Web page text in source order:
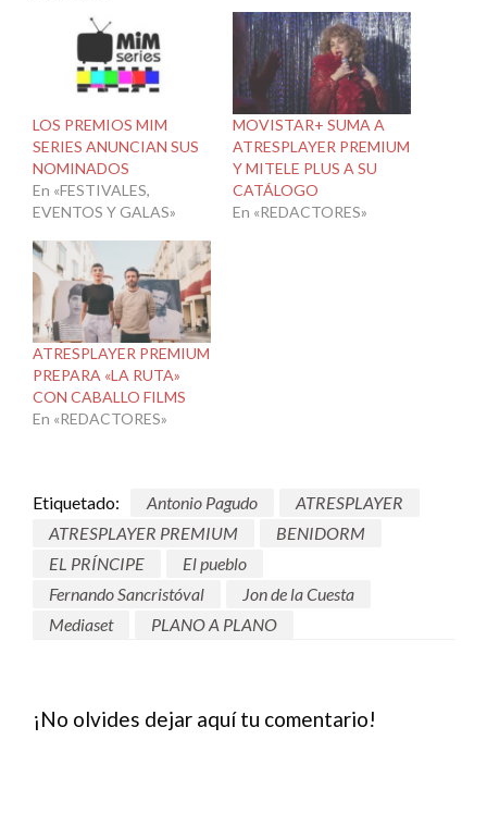
LOS PREMIOS MIM
SERIES ANUNCIAN SUS
NOMINADOS
En «FESTIVALES,
EVENTOS Y GALAS»
MOVISTAR+ SUMA A
ATRESPLAYER PREMIUM
Y MITELE PLUS A SU
CATÁLOGO
En «REDACTORES»
ATRESPLAYER PREMIUM
PREPARA «LA RUTA»
CON CABALLO FILMS
En «REDACTORES»
Etiquetado: Antonio Pagudo
ATRESPLAYER
ATRESPLAYER PREMIUM
BENIDORM
EL PRÍNCIPE
El pueblo
Fernando Sancristóval
Jon de la Cuesta
Mediaset
PLANO A PLANO
¡No olvides dejar aquí tu comentario!